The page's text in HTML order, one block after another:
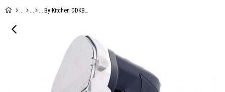
By Kitchen DDKB Motorlu Döner Kesme Makinesi